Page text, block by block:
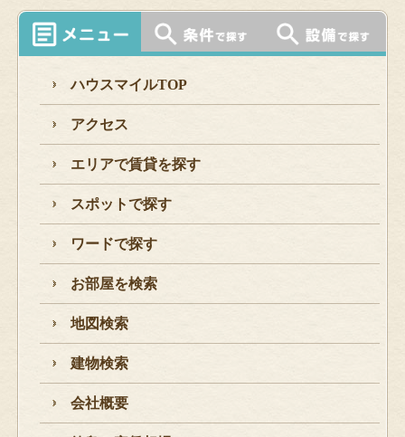
ハウスマイルTOP
アクセス
エリアで賃貸を探す
スポットで探す
ワードで探す
お部屋を検索
地図検索
建物検索
会社概要